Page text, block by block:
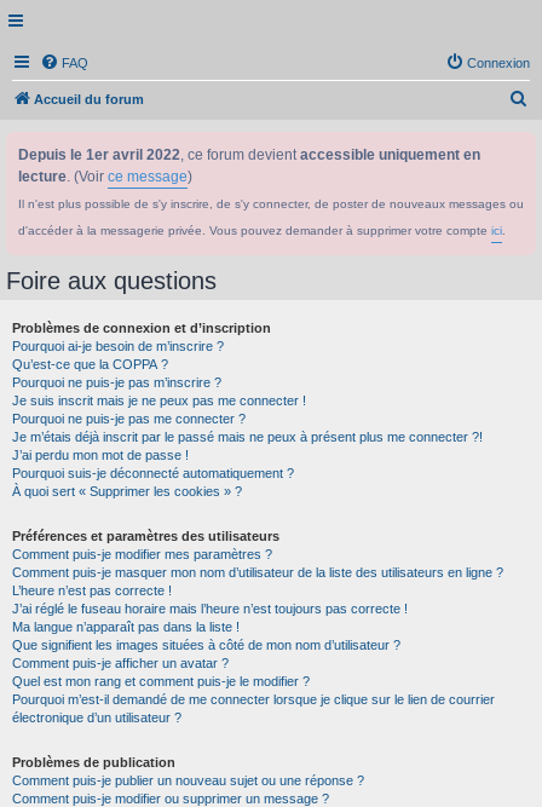
FAQ Connexion
Accueil du forum
Depuis le 1er avril 2022, ce forum devientaccessible uniquement en
lecture. (Voir ce message)
Il n'est plus possible de s'y inscrire, de s'y connecter, de poster de nouveaux messages ou
d'accéder à la messagerie privée. Vous pouvez demander à supprimer votre compte ici
Foire aux questions
Problèmes de connexion et d’inscription
Pourquoi ai-je besoin de m’inscrire ?
Qu’est-ce que la COPPA ?
Pourquoi ne puis-je pas m’inscrire ?
Je suis inscrit mais je ne peux pas me connecter !
Pourquoi ne puis-je pas me connecter ?
Je m’étais déjà inscrit par le passé mais ne peux à présent plus me connecter ?!
J’ai perdu mon mot de passe !
Pourquoi suis-je déconnecté automatiquement ?
À quoi sert « Supprimer les cookies » ?
Préférences et paramètres des utilisateurs
Comment puis-je modifier mes paramètres ?
Comment puis-je masquer mon nom d’utilisateur de la liste des utilisateurs en ligne ?
L’heure n’est pas correcte !
J’ai réglé le fuseau horaire mais l’heure n’est toujours pas correcte !
Ma langue n’apparaît pas dans la liste !
Que signifient les images situées à côté de mon nom d’utilisateur ?
Comment puis-je afficher un avatar ?
Quel est mon rang et comment puis-je le modifier ?
Pourquoi m’est-il demandé de me connecter lorsque je clique sur le lien de courrier
électronique d’un utilisateur ?
Problèmes de publication
Comment puis-je publier un nouveau sujet ou une réponse ?
Comment puis-je modifier ou supprimer un message ?